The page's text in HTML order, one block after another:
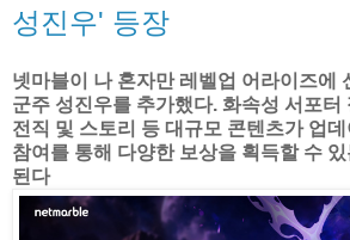
성진우' 등장
넷마블이 나 혼자만 레벨업 어라이즈에
군주 성진우를 추가했다. 화속성 서포터
전직 및 스토리 등 대규모 콘텐츠가 업
참여를 통해 다양한 보상을 획득할 수
된다